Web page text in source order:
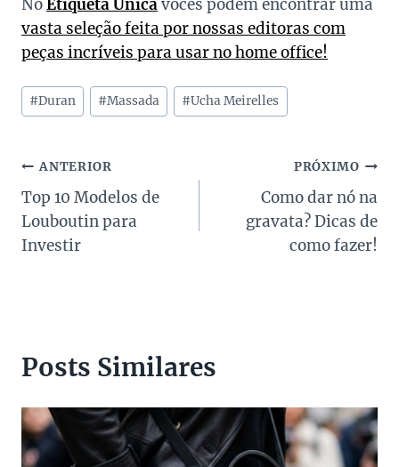
NoEtiqueta Únicavocês podem encontrar uma
vasta seleção feita por nossas editoras com
peças incríveis para usar no home office!
Tags
do
#Duran #Massada #Ucha Meirelles
Navegação
de
Post
ANTERIOR
Top 10 Modelos de
Louboutin para
Investir
PRÓXIMO
Como dar nó na
gravata? Dicas de
como fazer!
Posts Similares